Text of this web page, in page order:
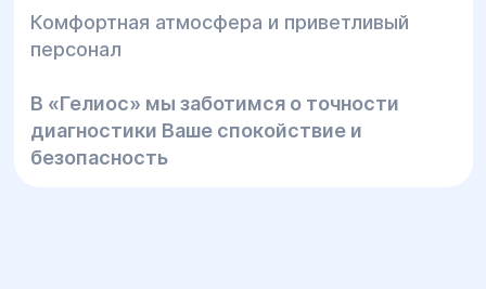
Комфортная атмосфера и приветливый
персонал
В «Гелиос» мы заботимся о точности
диагностики Ваше спокойствие и
безопасность